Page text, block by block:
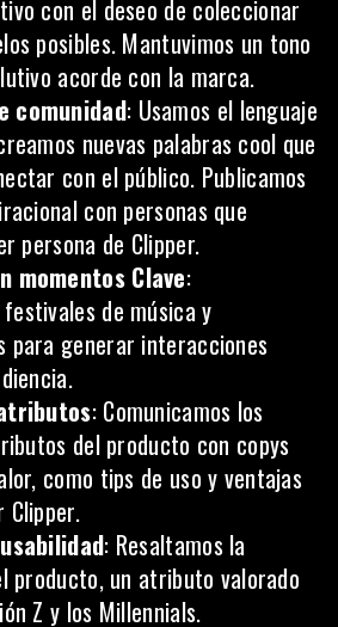
con el deseo de coleccionar
posibles. Mantuvimos un tono
acorde con la marca.
comunidad: Usamos el lenguaje
nuevas palabras cool que
con el público. Publicamos
con personas que
persona de Clipper.
momentos Clave:
de música y
para generar interacciones
: Comunicamos los
del producto con copys
como tips de uso y ventajas
Clipper.
: Resaltamos la
producto, un atributo valorado
Z y los Millennials.